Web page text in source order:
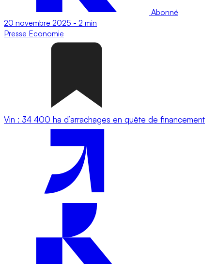
Abonné
20 novembre 2025 - 2 min
Presse Economie
Vin : 34 400 ha d’arrachages en quête de financement